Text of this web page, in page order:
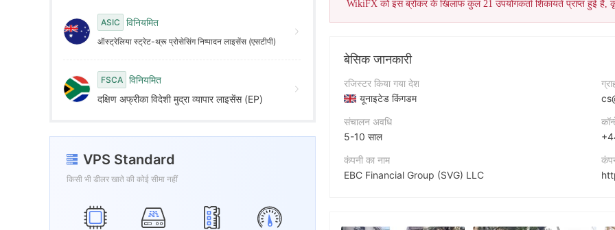
9 85
6
7
8
9
ASIC विनियमित
ऑस्ट्रेलिया स्ट्रेट-थ्रू प्रोसेसिंग निष्पादन लाइसेंस (एसटीपी)
FSCA विनियमित
दक्षिण अफ्रीका विदेशी मुद्रा व्यापार लाइसेंस (EP)
VPS Standard
किसी भी डीलर खाते की कोई सीमा नहीं
WikiFX को इस ब्रोकर के खिलाफ कुल 21 उपयोगकर्ता शिकायतें प्राप्त हुई
बेसिक जानकारी
रजिस्टर किया गया देश
यूनाइटेड किंगडम
संचालन अवधि
5-10 साल
कंपनी का नाम
EBC Financial Group (SVG) LLC